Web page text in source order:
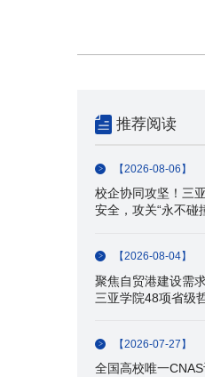
校园风景
推荐阅读
【2026-08-06】
校企协同攻坚！三
安全，攻关“永不碰
【2026-08-04】
聚焦自贸港建设需
三亚学院48项省级
【2026-07-27】
全国高校唯一